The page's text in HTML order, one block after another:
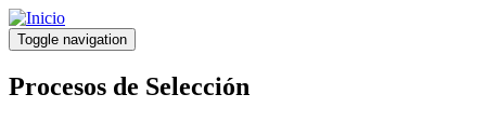
Pasar
al
contenido
principal
Toggle navigation
Procesos de Selección